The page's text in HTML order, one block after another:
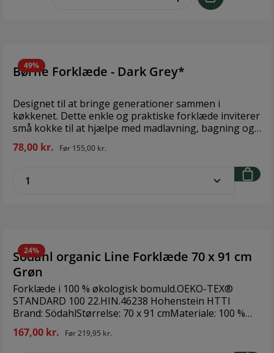
49%
Børne Forklæde - Dark Grey*
Designet til at bringe generationer sammen i
køkkenet. Dette enkle og praktiske forklæde inviterer
små kokke til at hjælpe med madlavning, bagning og
den kreative tilgang i køkkenet. Passer børn i alderen
ca. 3-6 år. 100% GOTS certified organic cotton Design:
78,00 kr. Før 155,00 kr.
24%
Södahl organic Line Forklæde 70 x 91 cm
Grøn
Forklæde i 100 % økologisk bomuld.OEKO-TEX®
STANDARD 100 22.HIN.46238 Hohenstein HTTI
Brand: SödahlStørrelse: 70 x 91 cmMateriale: 100 %
økologisk bomuld
167,00 kr. Før219,95 kr.